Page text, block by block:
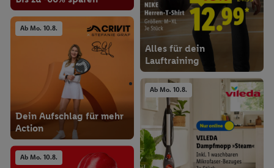
Alles für dein
Lauftraining
Ab Mo. 10.8.
Dein Aufschlag für mehr
Action
Ab Mo. 10.8.
Ab Mo. 10.8.